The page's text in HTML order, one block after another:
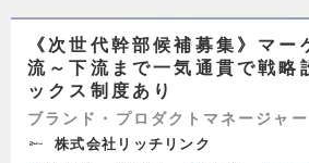
《次世代幹部候補募集》マー
流～下流まで一気通貫で戦
ックス制度あり
ブランド・プロダクトマネージャー
株式会社リッチリンク